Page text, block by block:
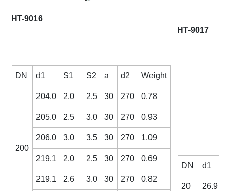
HT-9016
HT-9017
DN d1 S1 S2 a d2 Weight
200
204.0 2.0 2.5 30 270 0.78
205.0 2.5 3.0 30 270 0.93
206.0 3.0 3.5 30 270 1.09
219.1 2.0 2.5 30 270 0.69
219.1 2.6 3.0 30 270 0.82
DN d1
20 26.9